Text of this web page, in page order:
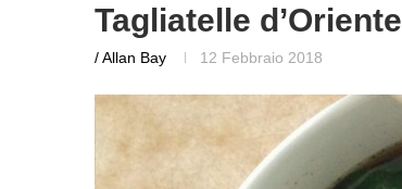
Tagliatelle d’Oriente
/ Allan Bay 12 Febbraio 2018